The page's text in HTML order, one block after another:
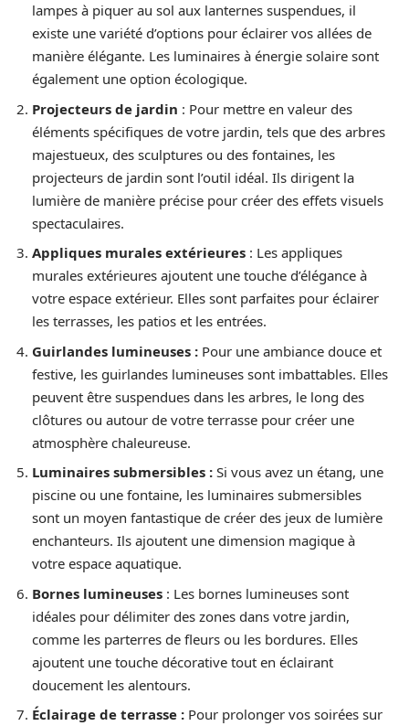
lampes à piquer au sol aux lanternes suspendues, il
existe une variété d’options pour éclairer vos allées de
manière élégante. Les luminaires à énergie solaire sont
également une option écologique.
Projecteurs de jardin : Pour mettre en valeur des
éléments spécifiques de votre jardin, tels que des arbres
majestueux, des sculptures ou des fontaines, les
projecteurs de jardin sont l’outil idéal. Ils dirigent la
lumière de manière précise pour créer des effets visuels
spectaculaires.
Appliques murales extérieures : Les appliques
murales extérieures ajoutent une touche d’élégance à
votre espace extérieur. Elles sont parfaites pour éclairer
les terrasses, les patios et les entrées.
Guirlandes lumineuses : Pour une ambiance douce et
festive, les guirlandes lumineuses sont imbattables. Elles
peuvent être suspendues dans les arbres, le long des
clôtures ou autour de votre terrasse pour créer une
atmosphère chaleureuse.
Luminaires submersibles : Si vous avez un étang, une
piscine ou une fontaine, les luminaires submersibles
sont un moyen fantastique de créer des jeux de lumière
enchanteurs. Ils ajoutent une dimension magique à
votre espace aquatique.
Bornes lumineuses : Les bornes lumineuses sont
idéales pour délimiter des zones dans votre jardin,
comme les parterres de fleurs ou les bordures. Elles
ajoutent une touche décorative tout en éclairant
doucement les alentours.
Éclairage de terrasse : Pour prolonger vos soirées sur